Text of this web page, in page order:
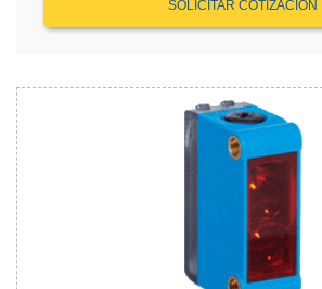
SOLICITAR COTIZACIÓN